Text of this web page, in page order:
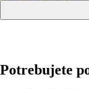
Potrebujete